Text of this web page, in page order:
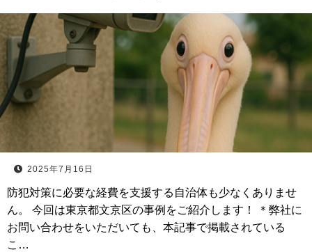
2025年7月16日
防犯対策に必要な経費を支援する自治体も少なくありませ
ん。 今回は東京都文京区の事例をご紹介します！ ＊弊社に
お問い合わせをいただいても、本記事で掲載されている
こ…